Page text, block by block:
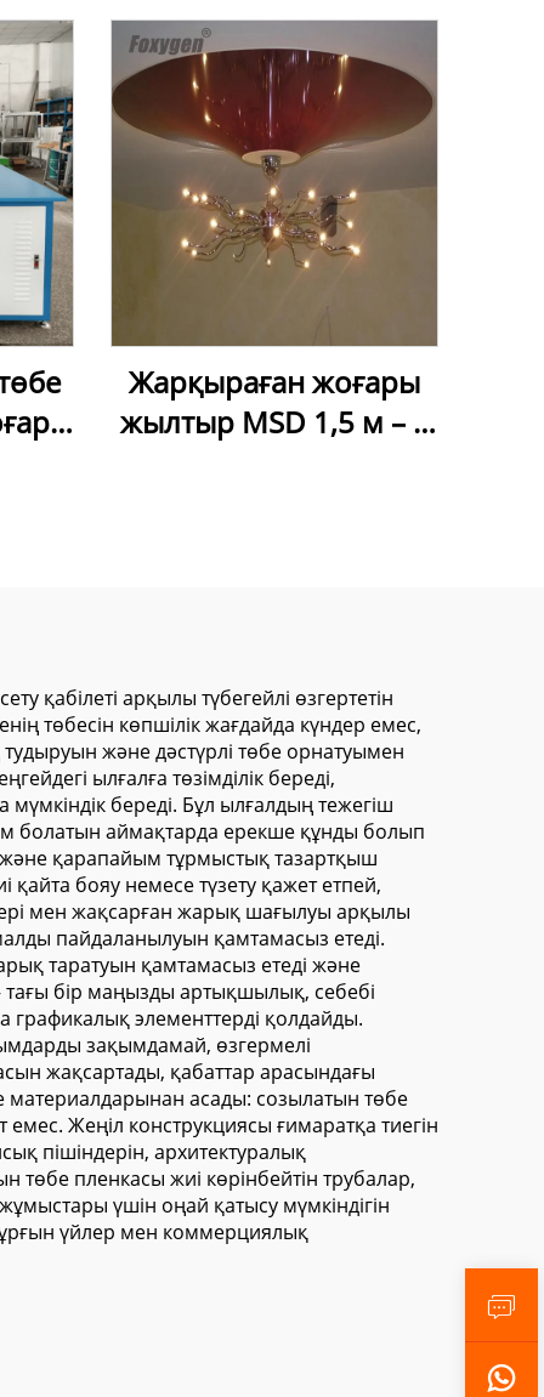
Жарқыраған жоғары
жылтыр MSD 1,5 м – 5
қабілеті арқылы түбегейлі өзгертетін
төбесін көпшілік жағдайда күндер емес,
және дәстүрлі төбе орнатуымен
ылғалға төзімділік береді,
береді. Бұл ылғалдың тежегіш
болатын аймақтарда ерекше құнды болып
және қарапайым тұрмыстық тазартқыш
бояу немесе түзету қажет етпей,
мен жақсарған жарық шағылуы арқылы
пайдаланылуын қамтамасыз етеді.
таратуын қамтамасыз етеді және
бір маңызды артықшылық, себебі
графикалық элементтерді қолдайды.
зақымдамай, өзгермелі
жақсартады, қабаттар арасындағы
асады: созылатын төбе
Жеңіл конструкциясы ғимаратқа тиегін
пішіндерін, архитектуралық
төбе пленкасы жиі көрінбейтін трубалар,
үшін оңай қатысу мүмкіндігін
тұрғын үйлер мен коммерциялық